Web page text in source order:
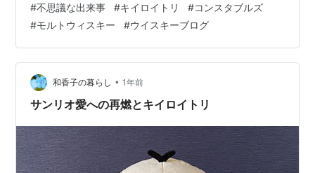
覚えはないし・・・ 庭のあちこちに落ちているのです。
よくよく調べて見ると、これは屋根の材料であるスレー
トを塗りなおした際、スレート材間の隙間を確保する際
に使うもので、数年たって落下してきても通常は問題な
いそうです。 私はてっきり・・・ 最近うちの近所のあち
こちでギャーギャーと騒がしいムクドリ…
#不思議な出来事 #キイロイトリ #コンスタブルズ
#モルトウィスキー #ウイスキーブログ
和香子の暮らし • 1年前
サンリオ愛への再燃とキイロイトリ